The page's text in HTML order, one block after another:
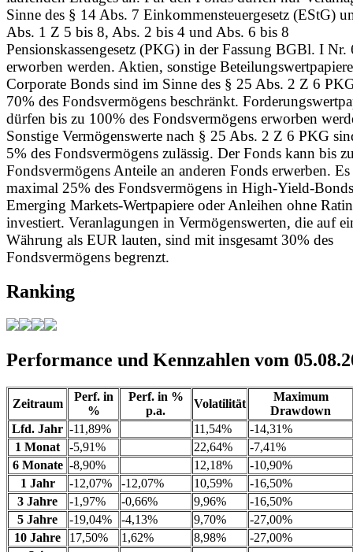
Sinne des § 14 Abs. 7 Einkommensteuergesetz (EStG)
Abs. 1 Z 5 bis 8, Abs. 2 bis 4 und Abs. 6 bis 8
Pensionskassengesetz (PKG) in der Fassung BGBl. I Nr.
erworben werden. Aktien, sonstige
Corporate Bonds sind im Sinne des § 25 Abs. 2 Z 6
70% des Fondsvermögens beschränkt.
dürfen bis zu 100% des Fondsvermögens erworben
Sonstige Vermögenswerte nach § 25 Abs. 2 Z 6 PKG
5% des Fondsvermögens zulässig. Der Fonds kann bis
Fondsvermögens Anteile an anderen Fonds erwerben.
maximal 25% des Fondsvermögens in High-Yield-
Emerging Markets-Wertpapiere oder Anleihen ohne
investiert. Veranlagungen in Vermögenswerten, die auf
Währung als EUR lauten, sind mit insgesamt 30% des
Fondsvermögens begrenzt.
Ranking
Performance und Kennzahlen vom
Zeitraum
Perf. in
%
Perf. in %
p.a.
Volatilität
Maximum
Drawdown
Lfd. Jahr -11,89% 11,54%
-14,31%
1 Monat
-5,91% 22,64%
-7,41%
6 Monate -8,90% 12,18%
-10,90%
1 Jahr
-12,07% -12,07% 10,59%
-16,50%
3 Jahre
-1,97% -0,66% 9,96%
-16,50%
5 Jahre
-19,04% -4,13% 9,70%
-27,00%
10 Jahre
17,50% 1,62% 8,98%
-27,00%